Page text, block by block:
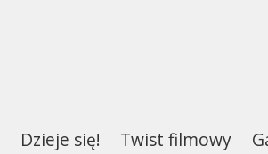
Dzieje się! Twist filmowy